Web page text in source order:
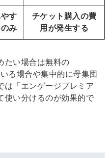
す
み
チケット購入の費
用が発生する
たい場合は無料の
る場合や集中的に母集団
は「エンゲージプレミア
使い分けるのが効果的で